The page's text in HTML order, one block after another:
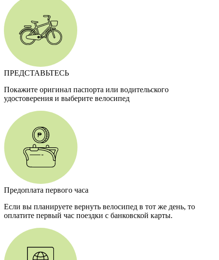
ПРЕДСТАВЬТЕСЬ
Покажите оригинал паспорта или водительского
удостоверения и выберите велосипед
Предоплата первого часа
Если вы планируете вернуть велосипед в тот же день, то
оплатите первый час поездки с банковской карты.